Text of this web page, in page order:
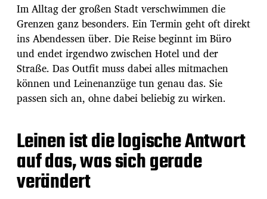
Im Alltag der großen Stadt verschwimmen die
Grenzen ganz besonders. Ein Termin geht oft direkt
ins Abendessen über. Die Reise beginnt im Büro
und endet irgendwo zwischen Hotel und der
Straße. Das Outfit muss dabei alles mitmachen
können und Leinenanzüge tun genau das. Sie
passen sich an, ohne dabei beliebig zu wirken.
Leinen ist die logische Antwort
auf das, was sich gerade
verändert